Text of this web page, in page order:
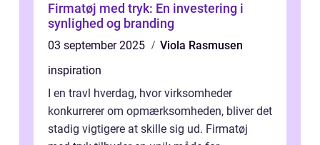
Firmatøj med tryk: En investering i
synlighed og branding
03 september 2025
Viola Rasmusen
inspiration
I en travl hverdag, hvor virksomheder
konkurrerer om opmærksomheden, bliver det
stadig vigtigere at skille sig ud. Firmatøj